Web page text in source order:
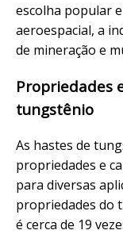
escolha popular
aeroespacial, a
de mineração e
Propriedades
tungstênio
As hastes de
propriedades e
para diversas
propriedades do
é cerca de 19